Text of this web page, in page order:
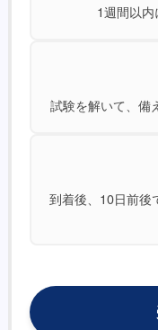
1週間以
試験を解いて、備
到着後、10日前後